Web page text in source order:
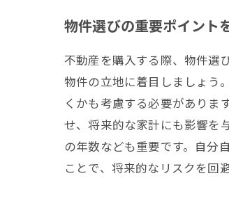
物件選びの重要ポイント
不動産を購入する際、物件選
物件の立地に着目しましょう
くかも考慮する必要がありま
せ、将来的な家計にも影響を
の年数なども重要です。自分
ことで、将来的なリスクを回